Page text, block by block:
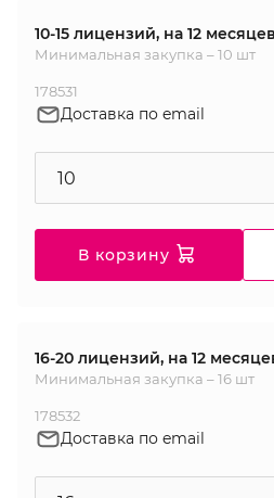
10-15 лицензий, на 12 месяцев
Минимальная закупка – 10 шт
178531
Доставка по email
В корзину
16-20 лицензий, на 12
Минимальная закупка – 16 шт
178532
Доставка по email